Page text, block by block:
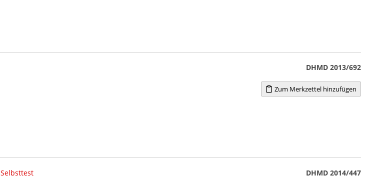
DHMD 2013/692
Zum Merkzettel hinzufügen
Selbsttest
DHMD 2014/447